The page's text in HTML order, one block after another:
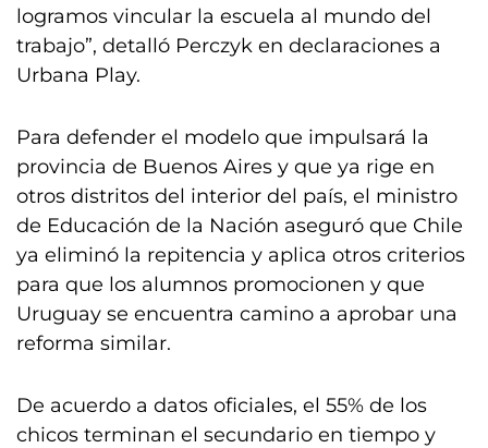
logramos vincular la escuela al mundo del
trabajo”, detalló Perczyk en declaraciones a
Urbana Play.
Para defender el modelo que impulsará la
provincia de Buenos Aires y que ya rige en
otros distritos del interior del país, el ministro
de Educación de la Nación aseguró que Chile
ya eliminó la repitencia y aplica otros criterios
para que los alumnos promocionen y que
Uruguay se encuentra camino a aprobar una
reforma similar.
De acuerdo a datos oficiales, el 55% de los
chicos terminan el secundario en tiempo y